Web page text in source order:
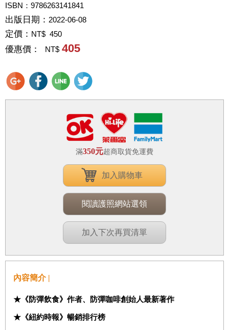
ISBN：9786263141841
出版日期： 2022-06-08
定價： NT$ 450
優惠價： NT$ 405
滿350元超商取貨免運費
加入購物車
閱讀護照網站選領
加入下次再買清單
內容簡介 |
★ 《防彈飲食》作者、防彈咖啡創始人最新著作
★ 《紐約時報》暢銷排行榜